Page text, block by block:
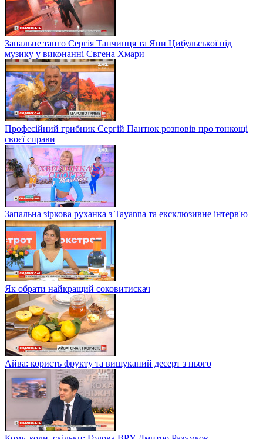
Запальне танго Сергія Танчинця та Яни Цибульської під
музику у виконанні Євгена Хмари
Професійний грибник Сергій Пантюк розповів про тонкощі
своєї справи
Запальна зіркова руханка з Tayanna та ексклюзивне інтерв'ю
Як обрати найкращий соковитискач
Айва: користь фрукту та вишуканий десерт з нього